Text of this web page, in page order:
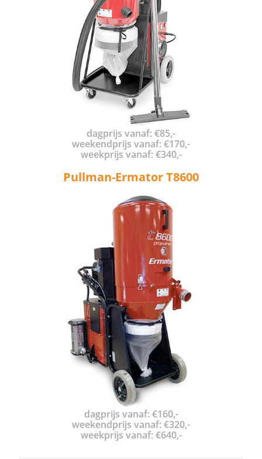
dagprijs vanaf: €85,-
weekendprijs vanaf: €170,-
weekprijs vanaf: €340,-
Pullman-Ermator T8600
dagprijs vanaf: €160,-
weekendprijs vanaf: €320,-
weekprijs vanaf: €640,-